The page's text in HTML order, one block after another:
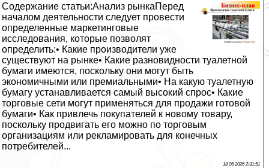
Содержание статьи:Анализ рынкаПеред
началом деятельности следует провести
определенные маркетинговые
исследования, которые позволят
определить:• Какие производители уже
существуют на рынке• Какие разновидности туалетной
бумаги имеются, поскольку они могут быть
экономичными или премиальными• На какую туалетную
бумагу устанавливается самый высокий спрос• Какие
торговые сети могут применяться для продажи готовой
бумаги• Как привлечь покупателей к новому товару,
поскольку продвигать его можно по торговым
организациям или рекламировать для конечных
потребителей...
18 06 2026 2:31:51